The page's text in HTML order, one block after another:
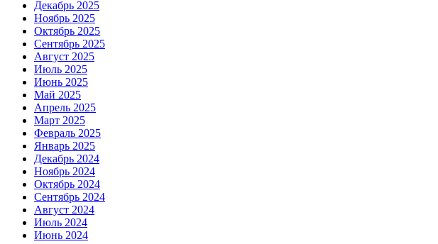
Декабрь 2025
Ноябрь 2025
Октябрь 2025
Сентябрь 2025
Август 2025
Июль 2025
Июнь 2025
Май 2025
Апрель 2025
Март 2025
Февраль 2025
Январь 2025
Декабрь 2024
Ноябрь 2024
Октябрь 2024
Сентябрь 2024
Август 2024
Июль 2024
Июнь 2024